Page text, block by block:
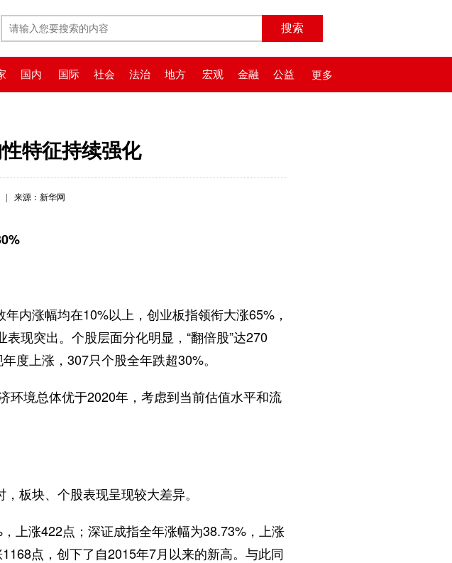
国内 国际 社会 法治 地方 宏观 金融 公益 更多
特征持续强化
来源：新华网
涨幅均在10%以上，创业板指领衔大涨65%，
现突出。个股层面分化明显，“翻倍股”达270
度上涨，307只个股全年跌超30%。
境总体优于2020年，考虑到当前估值水平和流
板块、个股表现呈现较大差异。
涨422点；深证成指全年涨幅为38.73%，上涨
点，创下了自2015年7月以来的新高。与此同